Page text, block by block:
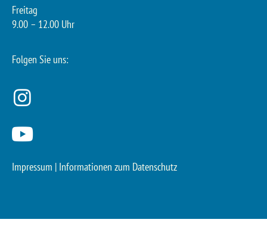
Freitag
9.00 – 12.00 Uhr
Folgen Sie uns:
Impressum | Informationen zum Datenschutz